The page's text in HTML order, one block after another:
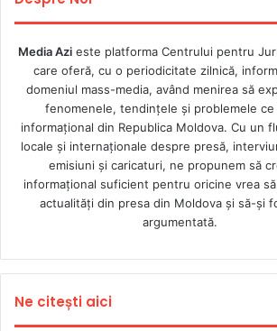
Media Azieste platforma Centrului pentru
care oferă, cu o periodicitate zilnică,
domeniul mass-media, având menirea să
fenomenele, tendințele și problemele ce
informațional din Republica Moldova. Cu un
locale şi internaţionale despre presă,
emisiuni și caricaturi, ne propunem să
informaţional suficient pentru oricine vrea
actualităţi din presa din Moldova şi să-şi
argumentată.
Ne citești aici